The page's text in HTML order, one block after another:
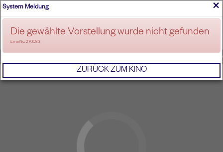
ANMELDEN
×
System Meldung
Die gewählte Vorstellung wurde nicht gefunden
ErrorNo. 270083
ZURÜCK ZUM KINO